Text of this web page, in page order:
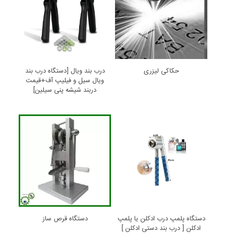
حکاکی لیزری
درب بند ویال [دستگاه درب بند
ویال سیل و فیلیپ آف+قیمت
دربند شیشه پنی سیلین]
دستگاه پلمپ درب ادکلن یا پلمپ
ادکلن [ درب بند دستی ادکلن ]
دستگاه قرص ساز